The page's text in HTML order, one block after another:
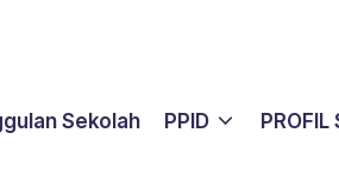
Sekolah PPID PROFIL